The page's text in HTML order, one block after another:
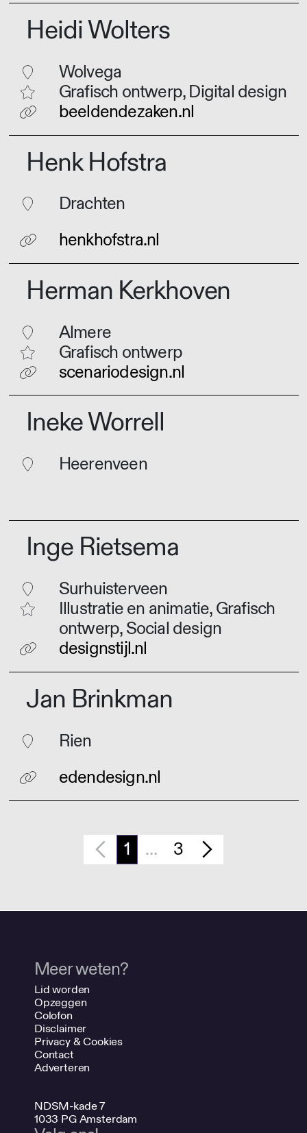
Heidi Wolters
Wolvega
Grafisch ontwerp, Digital design
beeldendezaken.nl
Henk Hofstra
Drachten
henkhofstra.nl
Herman Kerkhoven
Almere
Grafisch ontwerp
scenariodesign.nl
Ineke Worrell
Heerenveen
Inge Rietsema
Surhuisterveen
Illustratie en animatie, Grafisch
ontwerp, Social design
designstijl.nl
Jan Brinkman
Rien
edendesign.nl
1 … 3
Meer weten?
Lid worden
Opzeggen
Colofon
Disclaimer
Privacy & Cookies
Contact
Adverteren
NDSM-kade 7
1033 PG Amsterdam